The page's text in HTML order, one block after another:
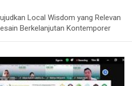
Local Wisdom yang Relevan
Berkelanjutan Kontemporer